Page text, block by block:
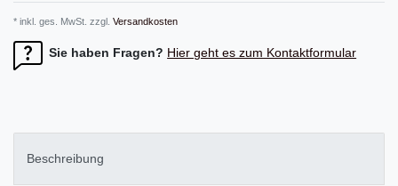
* inkl. ges. MwSt. zzgl. Versandkosten
Sie haben Fragen? Hier geht es zum Kontaktformular
Beschreibung